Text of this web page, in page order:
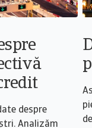
despre
Analizăm